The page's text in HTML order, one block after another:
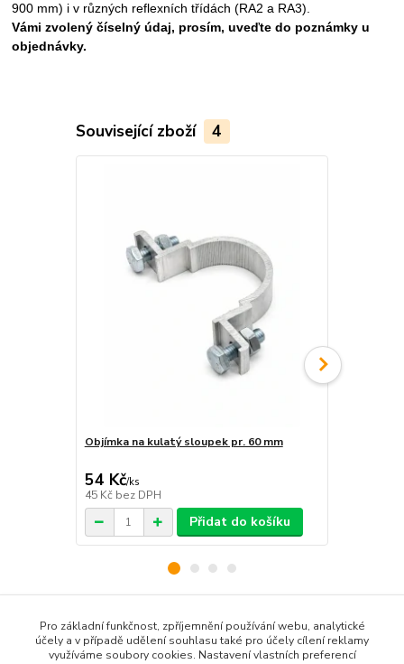
900 mm) i v různých reflexních třídách (RA2 a RA3).
Vámi zvolený číselný údaj, prosím, uveďte do poznámky u
objednávky.
Související zboží 4
Objímka na kulatý sloupek pr. 60 mm
54 Kč/ks
45 Kč bez DPH
Přidat do košíku
Zboží zařazeno v kategoriích
Pro základní funkčnost, zpříjemnění používání webu, analytické
účely a v případě udělení souhlasu také pro účely cílení reklamy
využíváme soubory cookies. Nastavení vlastních preferencí